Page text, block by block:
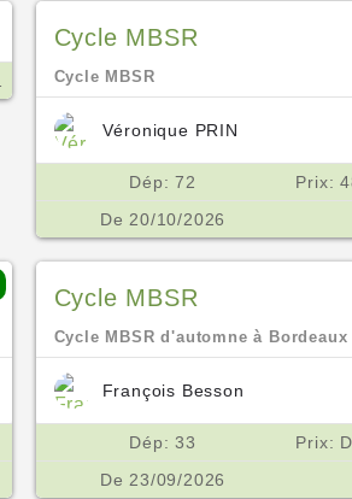
Cycle MBSR
Cycle MBSR
Véronique PRIN
Dép: 72
De 20/10/2026
Cycle MBSR
Cycle MBSR d'automne à
François Besson
Dép: 33
De 23/09/2026